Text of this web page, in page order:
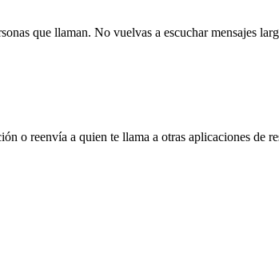
que llaman. No vuelvas a escuchar mensajes
o reenvía a quien te llama a otras aplicaciones de